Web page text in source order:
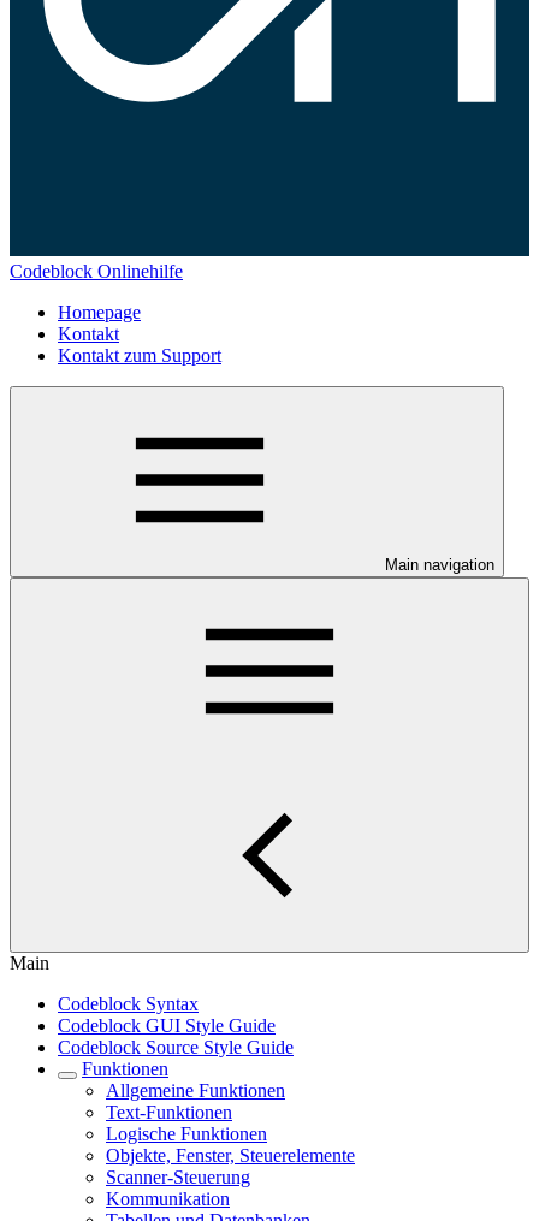
Codeblock Onlinehilfe
Homepage
Kontakt
Kontakt zum Support
Main navigation
Main
Codeblock Syntax
Codeblock GUI Style Guide
Codeblock Source Style Guide
Funktionen
Allgemeine Funktionen
Text-Funktionen
Logische Funktionen
Objekte, Fenster, Steuerelemente
Scanner-Steuerung
Kommunikation